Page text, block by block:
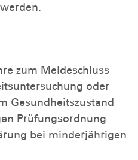
zum Meldeschluss
oder
Gesundheitszustand
Prüfungsordnung
bei minderjährigen